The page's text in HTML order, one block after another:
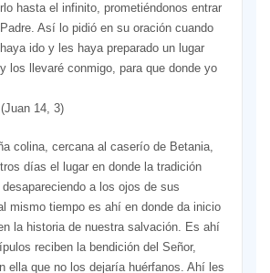
hasta el infinito, prometiéndonos entrar
Así lo pidió en su oración cuando
ido y les haya preparado un lugar
los llevaré conmigo, para que donde yo
14, 3)
colina, cercana al caserío de Betania,
días el lugar en donde la tradición
a los ojos de sus
mismo tiempo es ahí en donde da inicio
la historia de nuestra salvación. Es ahí
reciben la bendición del Señor,
ella que no los dejaría huérfanos. Ahí les